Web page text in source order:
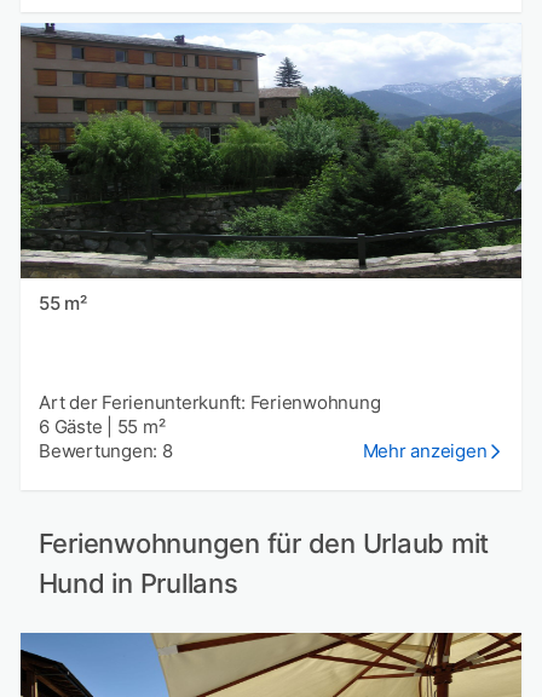
55 m²
Art der Ferienunterkunft: Ferienwohnung
6 Gäste
55 m²
Bewertungen: 8
Mehr anzeigen
Ferienwohnungen für den Urlaub mit
Hund in Prullans